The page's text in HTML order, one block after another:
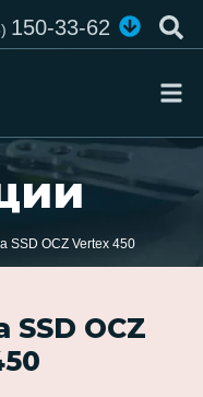
150-33-62
SSD OCZ Vertex 450
OCZ